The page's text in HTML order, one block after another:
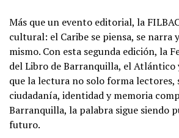
Más que un evento editorial, la
cultural: el Caribe se piensa, se narra
mismo. Con esta segunda edición, la
del Libro de Barranquilla, el Atlántico
que la lectura no solo forma lectores,
ciudadanía, identidad y memoria
Barranquilla, la palabra sigue siendo
futuro.